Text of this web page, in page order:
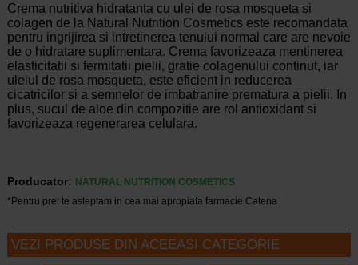
Crema nutritiva hidratanta cu ulei de rosa mosqueta si
colagen de la Natural Nutrition Cosmetics este recomandata
pentru ingrijirea si intretinerea tenului normal care are nevoie
de o hidratare suplimentara. Crema favorizeaza mentinerea
elasticitatii si fermitatii pielii, gratie colagenului continut, iar
uleiul de rosa mosqueta, este eficient in reducerea
cicatricilor si a semnelor de imbatranire prematura a pielii. In
plus, sucul de aloe din compozitie are rol antioxidant si
favorizeaza regenerarea celulara.
Producator: NATURAL NUTRITION COSMETICS
*Pentru pret te asteptam in cea mai apropiata farmacie Catena
VEZI PRODUSE DIN ACEEASI CATEGORIE